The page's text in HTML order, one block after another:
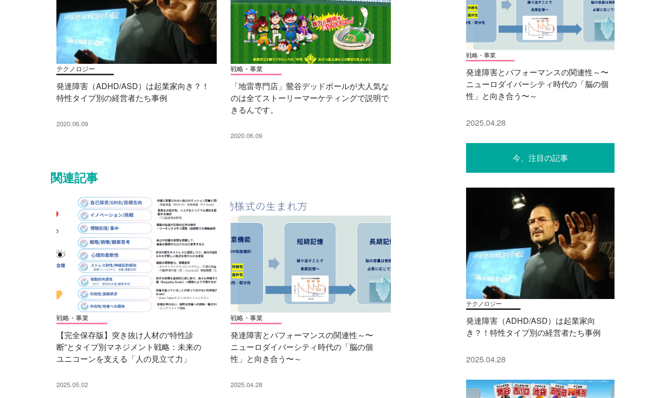
テクノロジー
発達障害（ADHD/ASD）は起業家向き？！
特性タイプ別の経営者たち事例
2020.06.09
戦略・事業
「地雷専門店」鶯谷デッドボールが大人気な
のは全てストーリーマーケティングで説明で
きるんです。
2020.06.09
関連記事
戦略・事業
【完全保存版】突き抜け人材の“特性診
断”とタイプ別マネジメント戦略：未来の
ユニコーンを支える「人の見立て力」
2025.05.02
戦略・事業
発達障害とパフォーマンスの関連性～〜
ニューロダイバーシティ時代の「脳の個
性」と向き合う〜～
2025.04.28
戦略・事業
発達障害とパフォーマンスの関連性～〜
ニューロダイバーシティ時代の「脳の個
性」と向き合う〜～
2025.04.28
今、注目の記事
テクノロジー
発達障害（ADHD/ASD）は起業家向
き？！特性タイプ別の経営者たち事例
2025.04.28